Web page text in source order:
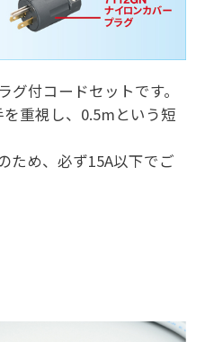
グ付コードセットです。
重視し、0.5mという短
ため、必ず15A以下でご